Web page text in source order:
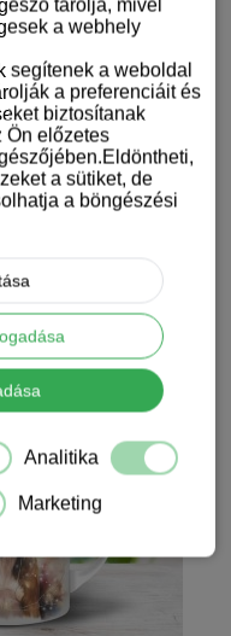
különleges és egyedi
tárolja, mivel
a webhely
segítenek a weboldal
a preferenciáit és
biztosítanak
Ön előzetes
a sütiket, de
a böngészési
Analitika
Marketing